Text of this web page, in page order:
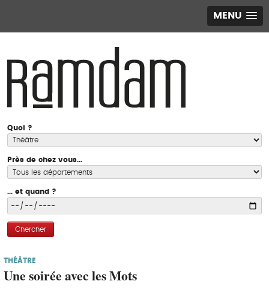
MENU
Quoi ?
Près de chez vous...
... et quand ?
Chercher
THÉÂTRE
Une soirée avec les Mots